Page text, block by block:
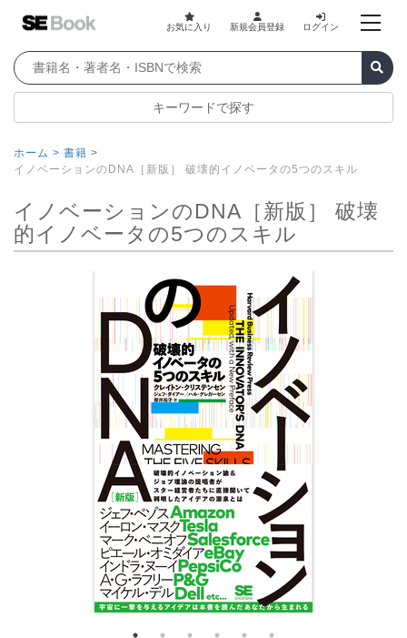
お気に入り 新規会員登録 ログイン
キーワードで探す
ホーム > 書籍 >
イノベーションのDNA［新版］ 破壊的イノベータの5つのスキル
イノベーションのDNA［新版］ 破壊
的イノベータの5つのスキル